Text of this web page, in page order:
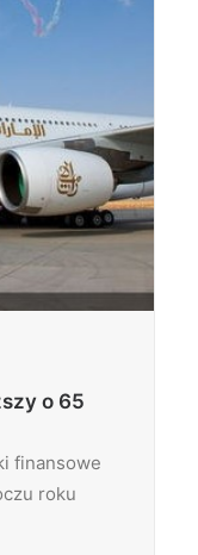
o 65
finansowe
roku